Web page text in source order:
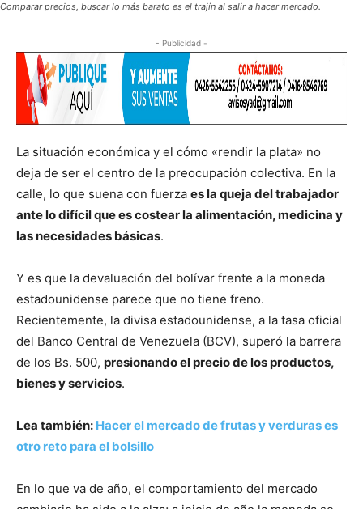
Comparar precios, buscar lo más barato es el trajín al salir a hacer mercado.
- Publicidad -
La situación económica y el cómo «rendir la plata» no
deja de ser el centro de la preocupación colectiva. En la
calle, lo que suena con fuerza es la queja del trabajador
ante lo difícil que es costear la alimentación, medicina y
las necesidades básicas.
Y es que la devaluación del bolívar frente a la moneda
estadounidense parece que no tiene freno.
Recientemente, la divisa estadounidense, a la tasa oficial
del Banco Central de Venezuela (BCV), superó la barrera
de los Bs. 500, presionando el precio de los productos,
bienes y servicios.
Lea también: Hacer el mercado de frutas y verduras es
otro reto para el bolsillo
En lo que va de año, el comportamiento del mercado